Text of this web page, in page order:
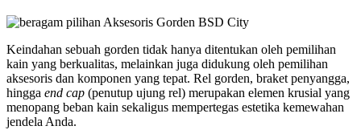
Keindahan sebuah gorden tidak hanya ditentukan oleh pemilihan
kain yang berkualitas, melainkan juga didukung oleh pemilihan
aksesoris dan komponen yang tepat. Rel gorden, braket penyangga,
hingga end cap (penutup ujung rel) merupakan elemen krusial yang
menopang beban kain sekaligus mempertegas estetika kemewahan
jendela Anda.